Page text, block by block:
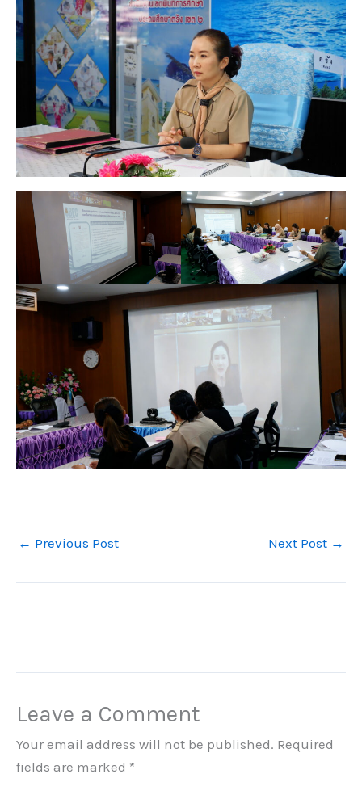
← Previous Post Next Post →
Leave a Comment
Your email address will not be published. Required
fields are marked *